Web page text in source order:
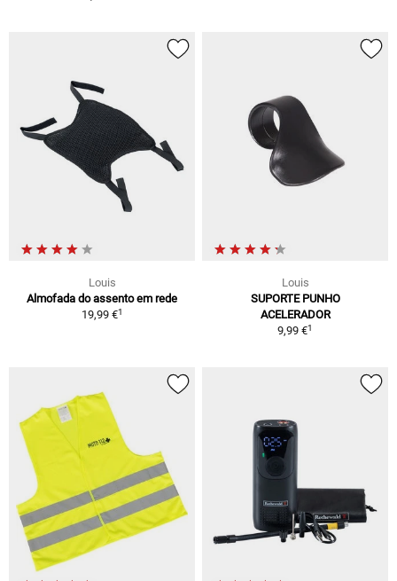
Louis
Almofada do assento em rede
19,99 €1
Louis
SUPORTE PUNHO
ACELERADOR
9,99 €1